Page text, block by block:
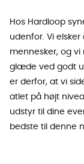
Hos Hardloop
udenfor. Vi
mennesker, og
glæde ved godt
er derfor, at vi
atlet på højt
udstyr til dine
bedste til denne